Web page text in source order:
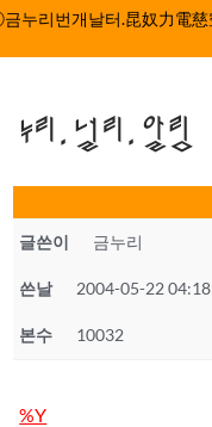
컨
뛰
기
누리.널리.알림
글쓴이 금누리
쓴날 2004-05-22 04:18
본수 10032
%Y